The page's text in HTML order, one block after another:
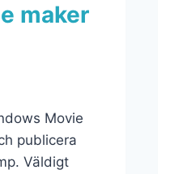
maker
Movie
publicera
Väldigt